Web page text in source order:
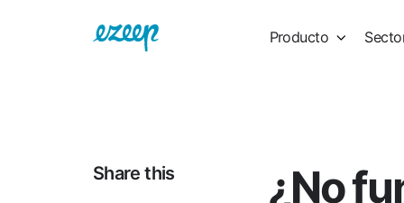
Producto
¿No
Share this